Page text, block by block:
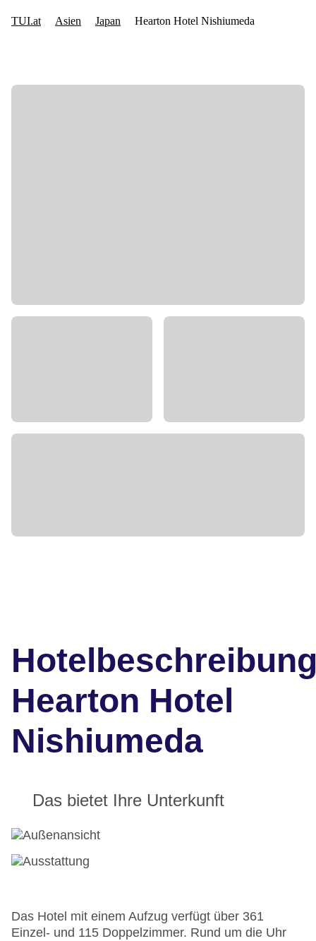
Hearton Hotel
Nishiumeda
Das bietet Ihre Unterkunft
Das Hotel mit einem Aufzug verfügt über 361
Einzel- und 115 Doppelzimmer. Rund um die Uhr